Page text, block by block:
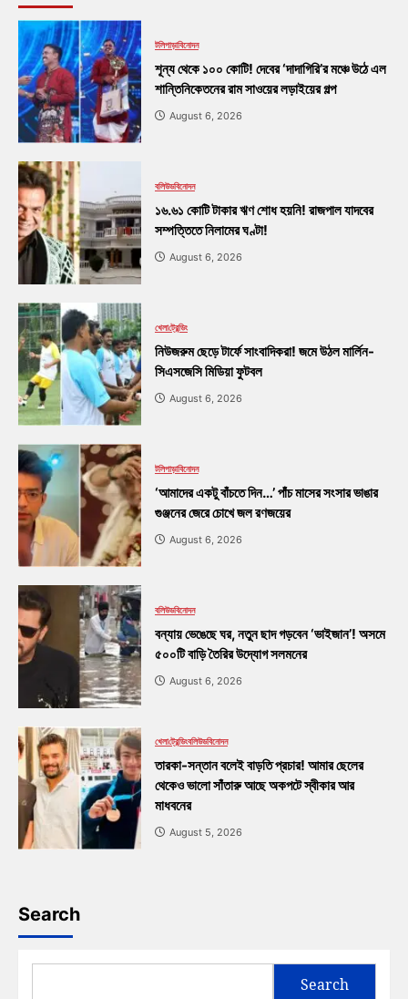
টলিপাড়াবিনোদন
শূন্য থেকে ১০০ কোটি! দেবের ‘দাদাগিরি’র মঞ্চে উঠে এল
শান্তিনিকেতনের রাম সাওয়ের লড়াইয়ের গল্প
August 6, 2026
বলিউডবিনোদন
১৬.৬১ কোটি টাকার ঋণ শোধ হয়নি! রাজপাল যাদবের
সম্পত্তিতে নিলামের ঘণ্টা!
August 6, 2026
খেলাট্রেন্ডিং
নিউজরুম ছেড়ে টার্ফে সাংবাদিকরা! জমে উঠল মার্লিন-
সিএসজেসি মিডিয়া ফুটবল
August 6, 2026
টলিপাড়াবিনোদন
‘আমাদের একটু বাঁচতে দিন…’ পাঁচ মাসের সংসার ভাঙার
গুঞ্জনের জেরে চোখে জল রণজয়ের
August 6, 2026
বলিউডবিনোদন
বন্যায় ভেঙেছে ঘর, নতুন ছাদ গড়বেন ‘ভাইজান’! অসমে
৫০০টি বাড়ি তৈরির উদ্যোগ সলমনের
August 6, 2026
খেলাট্রেন্ডিংবলিউডবিনোদন
তারকা-সন্তান বলেই বাড়তি প্রচার! আমার ছেলের
থেকেও ভালো সাঁতারু আছে অকপটে স্বীকার আর
মাধবনের
August 5, 2026
Search
Search